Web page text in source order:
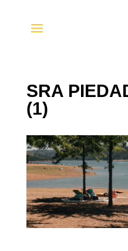
SRA
(1)